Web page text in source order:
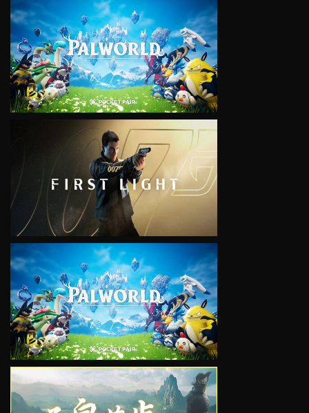
VIEW
VIEW
VIEW